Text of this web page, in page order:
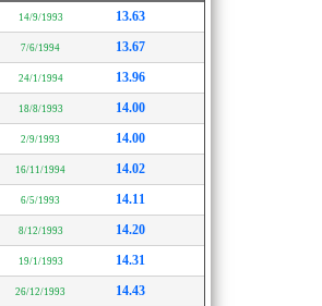
14/9/1993 13.63
7/6/1994 13.67
24/1/1994 13.96
18/8/1993 14.00
2/9/1993 14.00
16/11/1994 14.02
6/5/1993 14.11
8/12/1993 14.20
19/1/1993 14.31
26/12/1993 14.43